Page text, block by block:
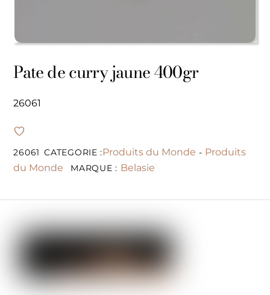
Pate de curry jaune 400gr
26061
26061 CATEGORIE :Produits du Monde - Produits
du Monde
MARQUE : Belasie